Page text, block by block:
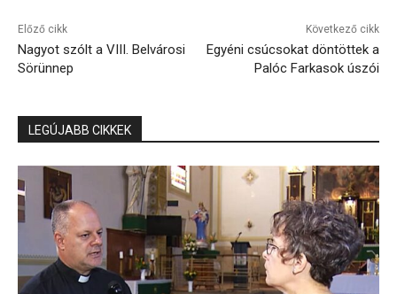
Előző cikk
Nagyot szólt a VIII. Belvárosi
Sörünnep
Következő cikk
Egyéni csúcsokat döntöttek a
Palóc Farkasok úszói
LEGÚJABB CIKKEK